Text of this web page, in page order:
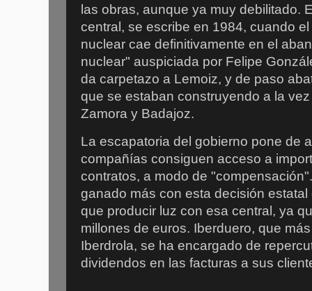
las obras, aunque ya muy debilitado.
central, se escribe en 1984, cuando
nuclear cae definitivamente en el
nuclear" auspiciada por Felipe
da carpetazo a Lemoiz, y de paso
que se estaban construyendo a la
Zamora y Badajoz.
La escapatoria del gobierno pone de
compañías consiguen acceso a
contratos, a modo de
ganado más con esta decisión
que producir luz con esa central, ya
millones de euros. Iberduero, que
Iberdrola, se ha encargado de
dividendos en las facturas a sus